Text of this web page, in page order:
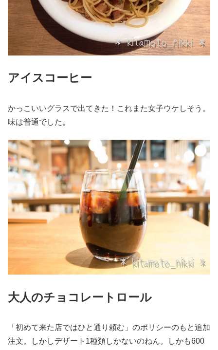
アイスコーヒー
かっこいいグラスで出てきた！これまた女子ウケしそう。
味は普通でした。
大人のチョコレートロール
「初めて来た店ではひと通り頼む」のポリシーのもと追加
注文。しかしデザート1種類しかないのねん。しかも600